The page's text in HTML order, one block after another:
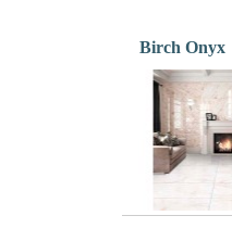
Birch Onyx